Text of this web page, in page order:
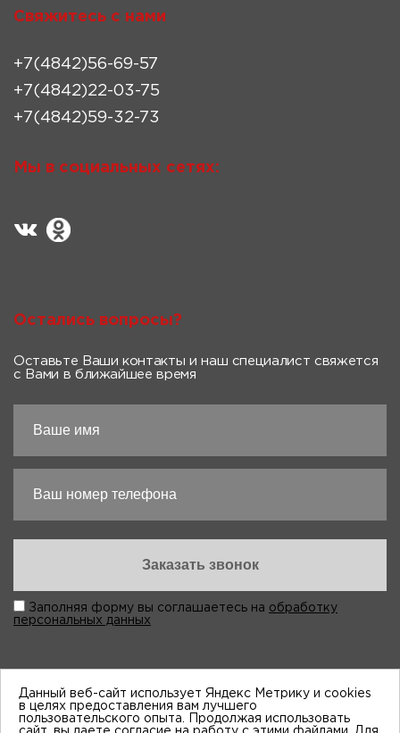
Свяжитесь с нами
+7(4842)56-69-57
+7(4842)22-03-75
+7(4842)59-32-73
Мы в социальных сетях:
Остались вопросы?
Оставьте Ваши контакты и наш специалист свяжется
с Вами в ближайшее время
Заполняя форму вы соглашаетесь на обработку
персональных данных
“Виктория-Авто”, 1998-2026
Данный веб-сайт использует Яндекс Метрику и cookies
в целях предоставления вам лучшего
пользовательского опыта. Продолжая использовать